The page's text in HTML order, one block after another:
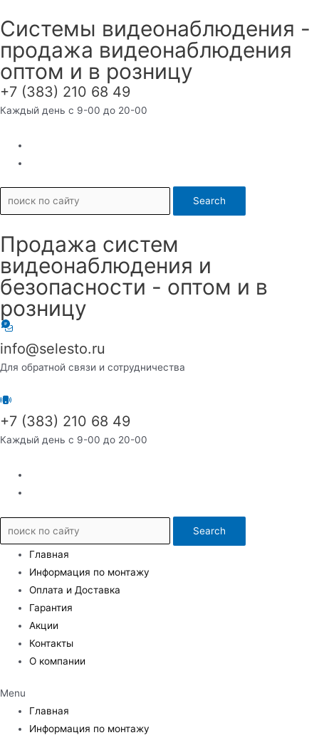
к
содержимому
Системы видеонаблюдения -
продажа видеонаблюдения
оптом и в розницу
+7 (383) 210 68 49
Каждый день с 9-00 до 20-00
Search
Продажа систем
видеонаблюдения и
безопасности - оптом и в
розницу
info@selesto.ru
Для обратной связи и сотрудничества
+7 (383) 210 68 49
Каждый день с 9-00 до 20-00
Search
Главная
Информация по монтажу
Оплата и Доставка
Гарантия
Акции
Контакты
О компании
Menu
Главная
Информация по монтажу